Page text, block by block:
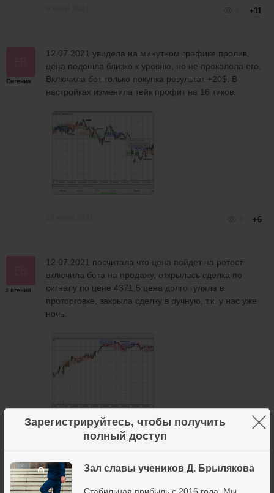
Зарегистрируйтесь, чтобы получить
полный доступ
Зал славы учеников Д. Брылякова
Стабильная прибыль с 2016 года. Мы
×
+11
Евгения
12.07.2021 увидела на минутном графике пролив,
цена подошла близко к уровню, но не проколола его.
Включила бот только покупка результат +20$. В
настройках изменила тейк профит на 16 тиков.
+6
Евгения
12.07.2021 посчитала что цена пойдет на ретест
включила бота на продажу, открылась сделка по
сигналу по цене 4371,5 цена долго гуляла в
проторговке, закрыла сделку в ручную, т.к. у нас уже
ночь.
12 июля 2021
14.07.2021 Включила бота на отбой от уровня, а